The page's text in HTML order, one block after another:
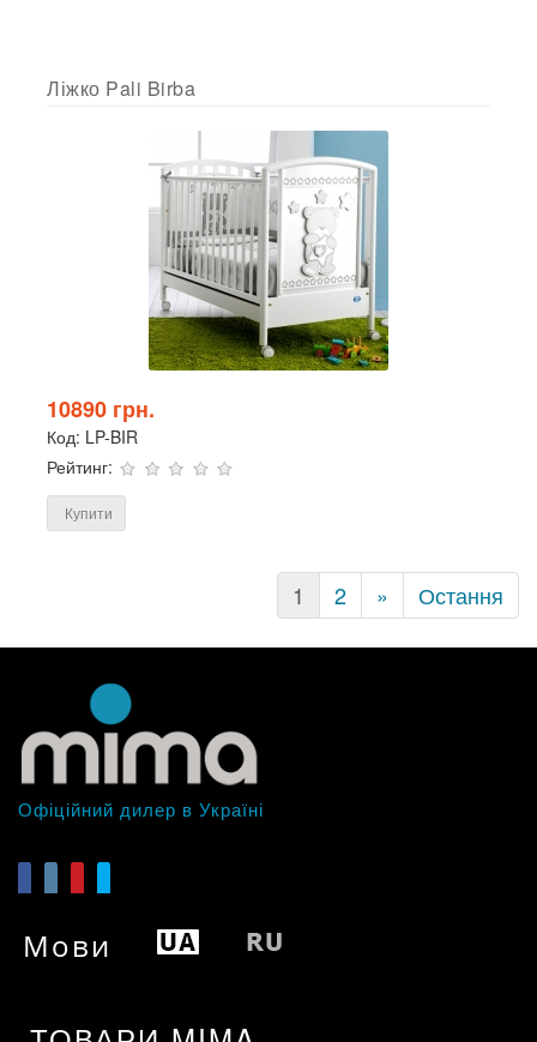
Ліжко Pali Birba
10890 грн.
Код: LP-BIR
Рейтинг:
Купити
1 (current)
2 » Остання
Офіційний дилер в Україні
Мови